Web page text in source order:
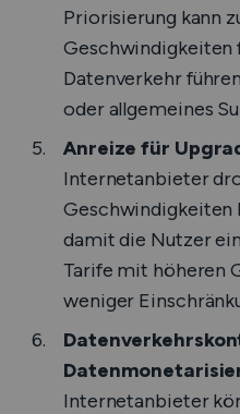
Priorisierung kann
Geschwindigkeiten
Datenverkehr
oder allgemeines
Anreize für
Internetanbieter
Geschwindigkeiten
damit die Nutzer
Tarife mit höheren
weniger
Internetanbieter